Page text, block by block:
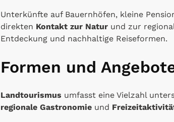
Unterkünfte auf Bauernhöfen, kleine
direkten Kontakt zur Natur und zur
Entdeckung und nachhaltige Reiseformen.
Formen und
Landtourismus umfasst eine Vielzahl
regionale Gastronomie und